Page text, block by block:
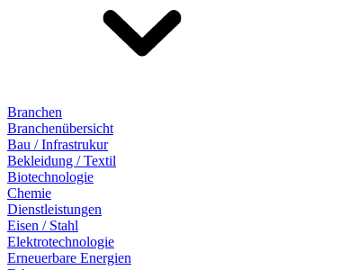
Branchen
Branchenübersicht
Bau / Infrastrukur
Bekleidung / Textil
Biotechnologie
Chemie
Dienstleistungen
Eisen / Stahl
Elektrotechnologie
Erneuerbare Energien